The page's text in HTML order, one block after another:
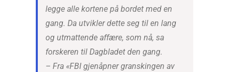
legge alle kortene på bordet med en
gang. Da utvikler dette seg til en lang
og utmattende affære, som nå, sa
forskeren til Dagbladet den gang.
– Fra «FBI gjenåpner granskingen av